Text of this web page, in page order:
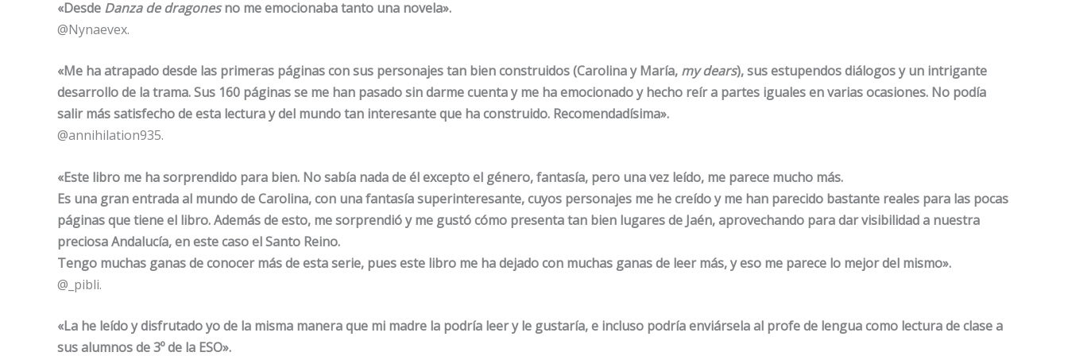
«Desde Danza de dragonesno me emocionaba tanto una novela».
@Nynaevex.
«Me ha atrapado desde las primeras páginas con sus personajes tan bien construidos (Carolina y María, my dears), sus estupendos diálogos y un intrigante
desarrollo de la trama. Sus 160 páginas se me han pasado sin darme cuenta y me ha emocionado y hecho reír a partes iguales en varias ocasiones. No podía
salir más satisfecho de esta lectura y del mundo tan interesante que ha construido. Recomendadísima».
@annihilation935.
«Este libro me ha sorprendido para bien. No sabía nada de él excepto el género, fantasía, pero una vez leído, me parece mucho más.
Es una gran entrada al mundo de Carolina, con una fantasía superinteresante, cuyos personajes me he creído y me han parecido bastante reales para las pocas
páginas que tiene el libro. Además de esto, me sorprendió y me gustó cómo presenta tan bien lugares de Jaén, aprovechando para dar visibilidad a nuestra
preciosa Andalucía, en este caso el Santo Reino.
Tengo muchas ganas de conocer más de esta serie, pues este libro me ha dejado con muchas ganas de leer más, y eso me parece lo mejor del mismo».
@_pibli.
«La he leído y disfrutado yo de la misma manera que mi madre la podría leer y le gustaría, e incluso podría enviársela al profe de lengua como lectura de clase a
sus alumnos de 3º de la ESO».